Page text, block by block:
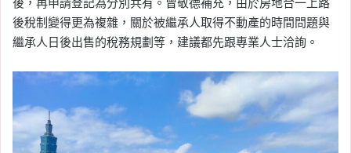
後，再申請登記為分別共有。曾敬德補充，由於房地合一上路
後稅制變得更為複雜，關於被繼承人取得不動產的時間問題與
繼承人日後出售的稅務規劃等，建議都先跟專業人士洽詢。